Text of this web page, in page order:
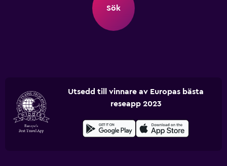
Sök
Utsedd till vinnare av Europas bästa
reseapp 2023